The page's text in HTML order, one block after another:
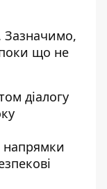
Зазначимо,
що не
діалогу
напрямки